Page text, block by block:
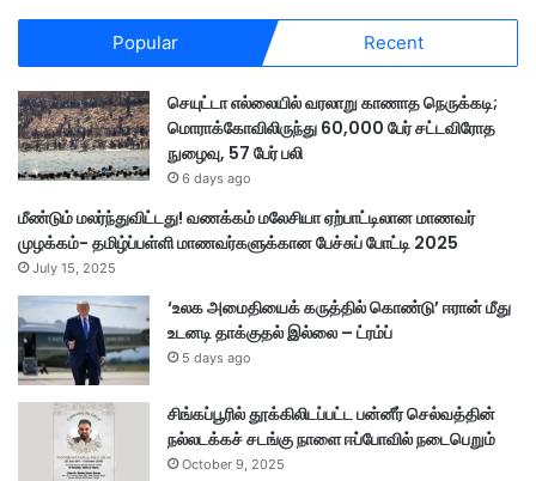
Popular Recent
செயுட்டா எல்லையில் வரலாறு காணாத நெருக்கடி;
மொராக்கோவிலிருந்து 60,000 பேர் சட்டவிரோத
நுழைவு, 57 பேர் பலி
6 days ago
மீண்டும் மலர்ந்துவிட்டது! வணக்கம் மலேசியா ஏற்பாட்டிலான மாணவர்
முழக்கம்- தமிழ்ப்பள்ளி மாணவர்களுக்கான பேச்சுப் போட்டி 2025
July 15, 2025
‘உலக அமைதியைக் கருத்தில் கொண்டு’ ஈரான் மீது
உடனடி தாக்குதல் இல்லை – ட்ரம்ப்
5 days ago
சிங்கப்பூரில் தூக்கிலிடப்பட்ட பன்னீர் செல்வத்தின்
நல்லடக்கச் சடங்கு நாளை ஈப்போவில் நடைபெறும்
October 9, 2025